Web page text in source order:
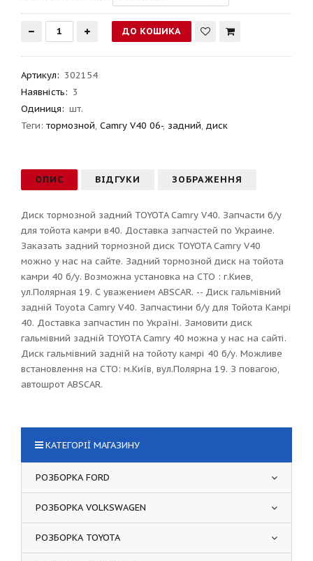
Артикул: 302154
Наявність: 3
Одиниця: шт.
Теги: тормозной, Camry V40 06-, задний, диск
ОПИС ВІДГУКИ ЗОБРАЖЕННЯ
Диск тормозной задний TOYOTA Camry V40. Запчасти б/у
для тойота камри в40. Доставка запчастей по Украине.
Заказать задний тормозной диск TOYOTA Camry V40
можно у нас на сайте. Задний тормозной диск на тойота
камри 40 б/у. Возможна установка на СТО : г.Киев,
ул.Полярная 19. С уважением ABSCAR. -- Диск гальмівний
задній Toyota Camry V40. Запчастини б/у для Тойота Камрі
40. Доставка запчастин по Україні. Замовити диск
гальмівний задній TOYOTA Camry 40 можна у нас на сайті.
Диск гальмівний задній на тойоту камрі 40 б/у. Можливе
встановлення на СТО: м.Київ, вул.Полярна 19. З повагою,
автошрот ABSCAR.
КАТЕГОРІЇ МАГАЗИНУ
РОЗБОРКА FORD
РОЗБОРКА VOLKSWAGEN
РОЗБОРКА TOYOTA